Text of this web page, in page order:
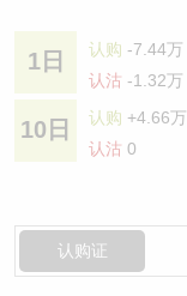
1日 认购 -7.44万
认沽 -1.32万
10日 认购 +4.66万
认沽 0
认购证